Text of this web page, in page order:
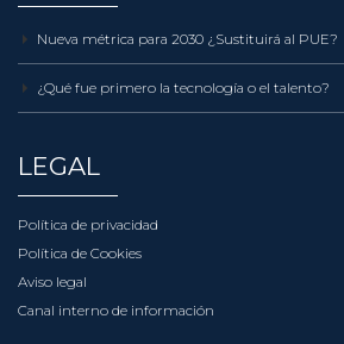
Nueva métrica para 2030 ¿Sustituirá al PUE?
¿Qué fue primero la tecnología o el talento?
LEGAL
Política de privacidad
Política de Cookies
Aviso legal
Canal interno de información